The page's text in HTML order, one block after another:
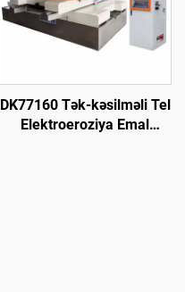
DK77160 Tək-kəsilməli Tel
Elektroeroziya Emal